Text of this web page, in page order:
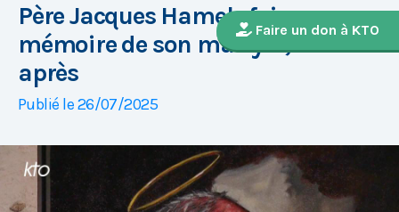
Faire un don à KTO
Père Jacques Hamel : faire
mémoire de son martyre, 9 ans
après
Publié le 26/07/2025